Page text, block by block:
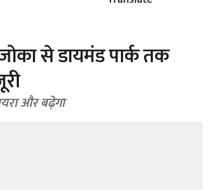
से डायमंड पार्क तक
और बढ़ेगा